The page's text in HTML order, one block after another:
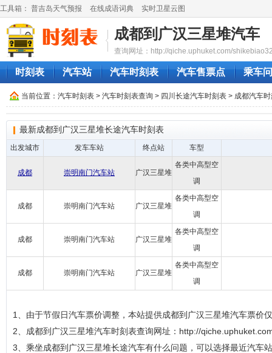
工具箱： 普吉岛天气预报 在线成语词典 实时卫星云图
成都到广汉三星堆汽车
查询网址：http://qiche.uphuket.com/
时刻表 汽车站 汽车时刻表 汽车售票点 乘车
当前位置： 汽车时刻表 > 汽车时刻表查询 > 四川长途汽车时刻表 > 成都汽车
最新成都到广汉三星堆长途汽车时刻表
出发城市 发车车站 终点站 车型
成都 崇明南门汽车站 广汉三星堆
各类中高型空
调
成都 崇明南门汽车站 广汉三星堆
各类中高型空
调
成都 崇明南门汽车站 广汉三星堆
各类中高型空
调
成都 崇明南门汽车站 广汉三星堆
各类中高型空
调
1、由于节假日汽车票价调整，本站提供成都到广汉三星堆汽车票价
2、成都到广汉三星堆汽车时刻表查询网址：http://
3、乘坐成都到广汉三星堆长途汽车有什么问题，可以选择最近汽车